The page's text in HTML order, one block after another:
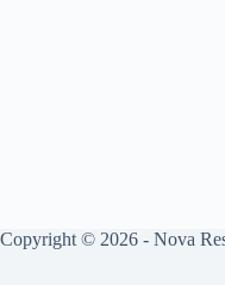
Copyright © 2026 - Nova